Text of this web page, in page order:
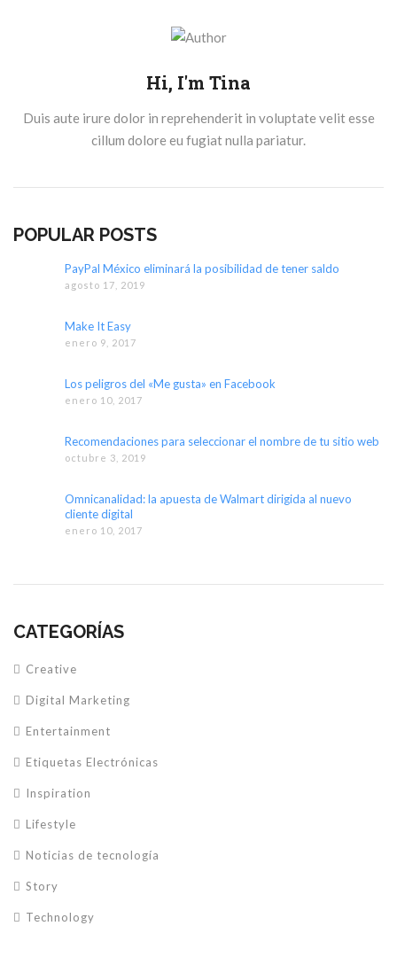
Hi, I'm Tina
Duis aute irure dolor in reprehenderit in voluptate velit esse
cillum dolore eu fugiat nulla pariatur.
POPULAR POSTS
PayPal México eliminará la posibilidad de tener saldo
agosto 17, 2019
Make It Easy
enero 9, 2017
Los peligros del «Me gusta» en Facebook
enero 10, 2017
Recomendaciones para seleccionar el nombre de tu sitio web
octubre 3, 2019
Omnicanalidad: la apuesta de Walmart dirigida al nuevo
cliente digital
enero 10, 2017
CATEGORÍAS
Creative
Digital Marketing
Entertainment
Etiquetas Electrónicas
Inspiration
Lifestyle
Noticias de tecnología
Story
Technology